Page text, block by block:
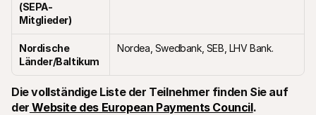
(SEPA-
Mitglieder)
Nordische
Länder/Baltikum
Nordea, Swedbank, SEB, LHV Bank.
Die vollständige Liste der Teilnehmer finden Sie auf
der Website des European Payments Council.